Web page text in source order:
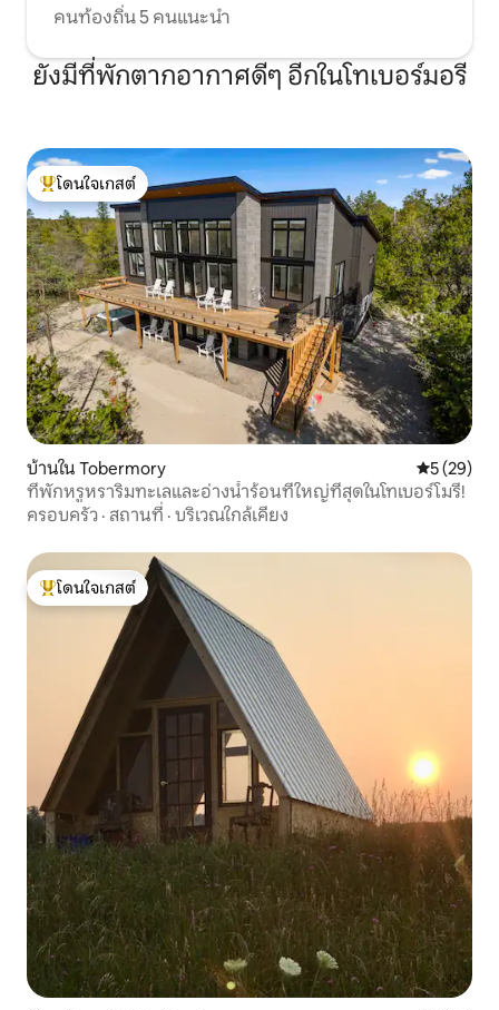
คนท้องถิ่น 5 คนแนะนำ
ยังมีที่พักตากอากาศดีๆ อีกในโทเบอร์มอรี
โดนใจเกสต์ที่สุด
โดนใจเกสต์
บ้านใน Tobermory คะแนนเฉลี่
5 (29)
ที่พักหรูหราริมทะเลและอ่างน้ำร้อนที่ใหญ่ที่สุดในโทเบอร์โมรี!
ครอบครัว · สถานที่ · บริเวณใกล้เคียง
โดนใจเกสต์ที่สุด
โดนใจเกสต์